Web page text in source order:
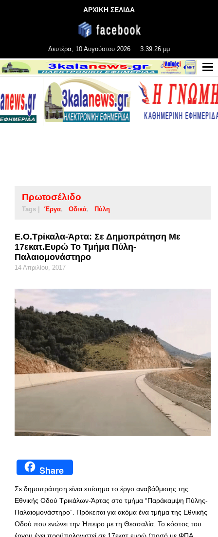
ΑΡΧΙΚΗ ΣΕΛΙΔΑ
Δευτέρα, 10 Αυγούστου 2026 3:39:26 μμ
Πρωτοσέλιδο
Tags | Έργα Οδικά Πύλη
Ε.Ο.Τρίκαλα-Άρτα: Σε Δημοπράτηση Με
17εκατ.ευρώ Το Τμήμα Πύλη-
Παλαιομονάστηρο
14 Απριλίου, 2017
Share
Σε δημοπράτηση είναι επίσημα το έργο αναβάθμισης της
Εθνικής Οδού Τρικάλων-Άρτας στο τμήμα “Παράκαμψη Πύλης-
Παλαιομονάστηρο”. Πρόκειται για ακόμα ένα τμήμα της Εθνικής
Οδού που ενώνει την Ήπειρο με τη Θεσσαλία. Το κόστος του